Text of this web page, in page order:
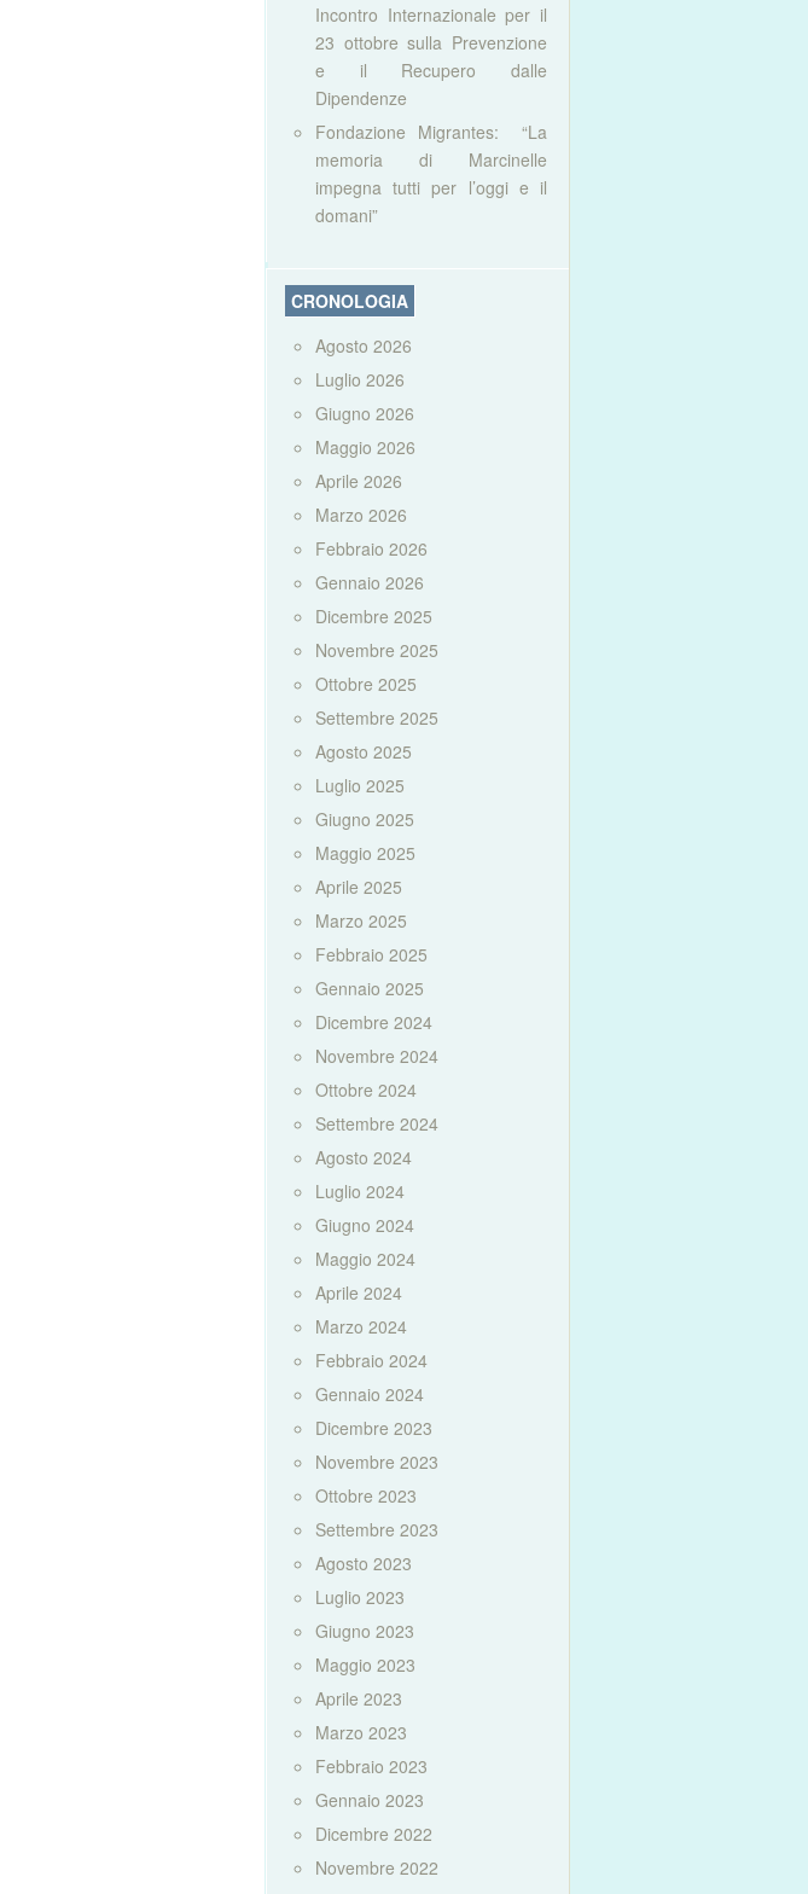
Incontro Internazionale per il
23 ottobre sulla Prevenzione
e il Recupero dalle
Dipendenze
Fondazione Migrantes: “La
memoria di Marcinelle
impegna tutti per l’oggi e il
domani”
CRONOLOGIA
Agosto 2026
Luglio 2026
Giugno 2026
Maggio 2026
Aprile 2026
Marzo 2026
Febbraio 2026
Gennaio 2026
Dicembre 2025
Novembre 2025
Ottobre 2025
Settembre 2025
Agosto 2025
Luglio 2025
Giugno 2025
Maggio 2025
Aprile 2025
Marzo 2025
Febbraio 2025
Gennaio 2025
Dicembre 2024
Novembre 2024
Ottobre 2024
Settembre 2024
Agosto 2024
Luglio 2024
Giugno 2024
Maggio 2024
Aprile 2024
Marzo 2024
Febbraio 2024
Gennaio 2024
Dicembre 2023
Novembre 2023
Ottobre 2023
Settembre 2023
Agosto 2023
Luglio 2023
Giugno 2023
Maggio 2023
Aprile 2023
Marzo 2023
Febbraio 2023
Gennaio 2023
Dicembre 2022
Novembre 2022